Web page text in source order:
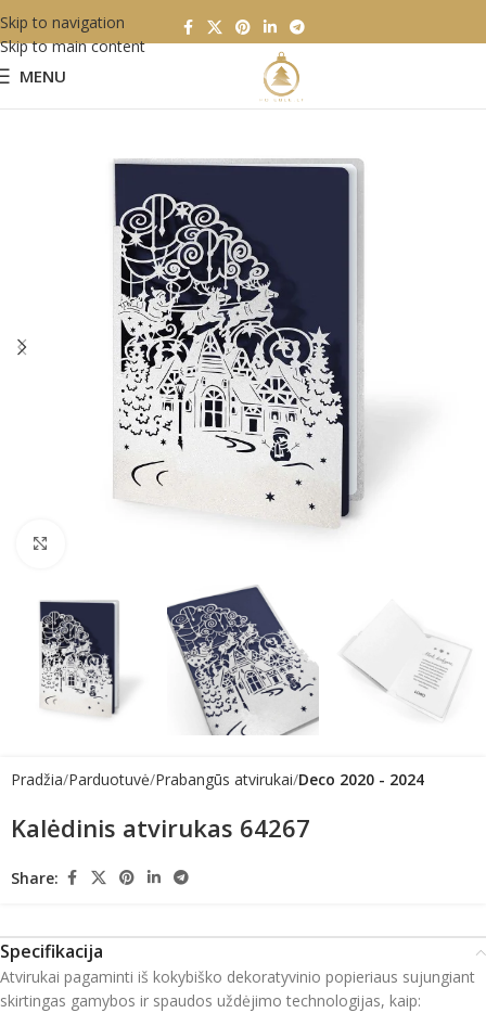
Skip to navigation
Skip to main content
MENU
Pradžia Parduotuvė Prabangūs atvirukai Deco 2020 - 2024
Kalėdinis atvirukas 64267
Share:
Specifikacija
Atvirukai pagaminti iš kokybiško dekoratyvinio popieriaus sujungiant
skirtingas gamybos ir spaudos uždėjimo technologijas, kaip: